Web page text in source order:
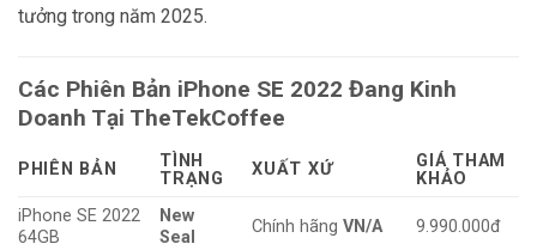
tưởng trong năm 2025.
Các Phiên Bản iPhone SE 2022 Đang Kinh
Doanh Tại TheTekCoffee
PHIÊN BẢN
TÌNH
TRẠNG
XUẤT XỨ
GIÁ THAM
KHẢO
iPhone SE 2022
64GB
New
Seal
Chính hãngVN/A 9.990.000đ